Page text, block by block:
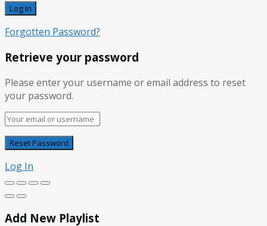
Forgotten Password?
Retrieve your password
Please enter your username or email address to reset
your password.
Log In
Add New Playlist